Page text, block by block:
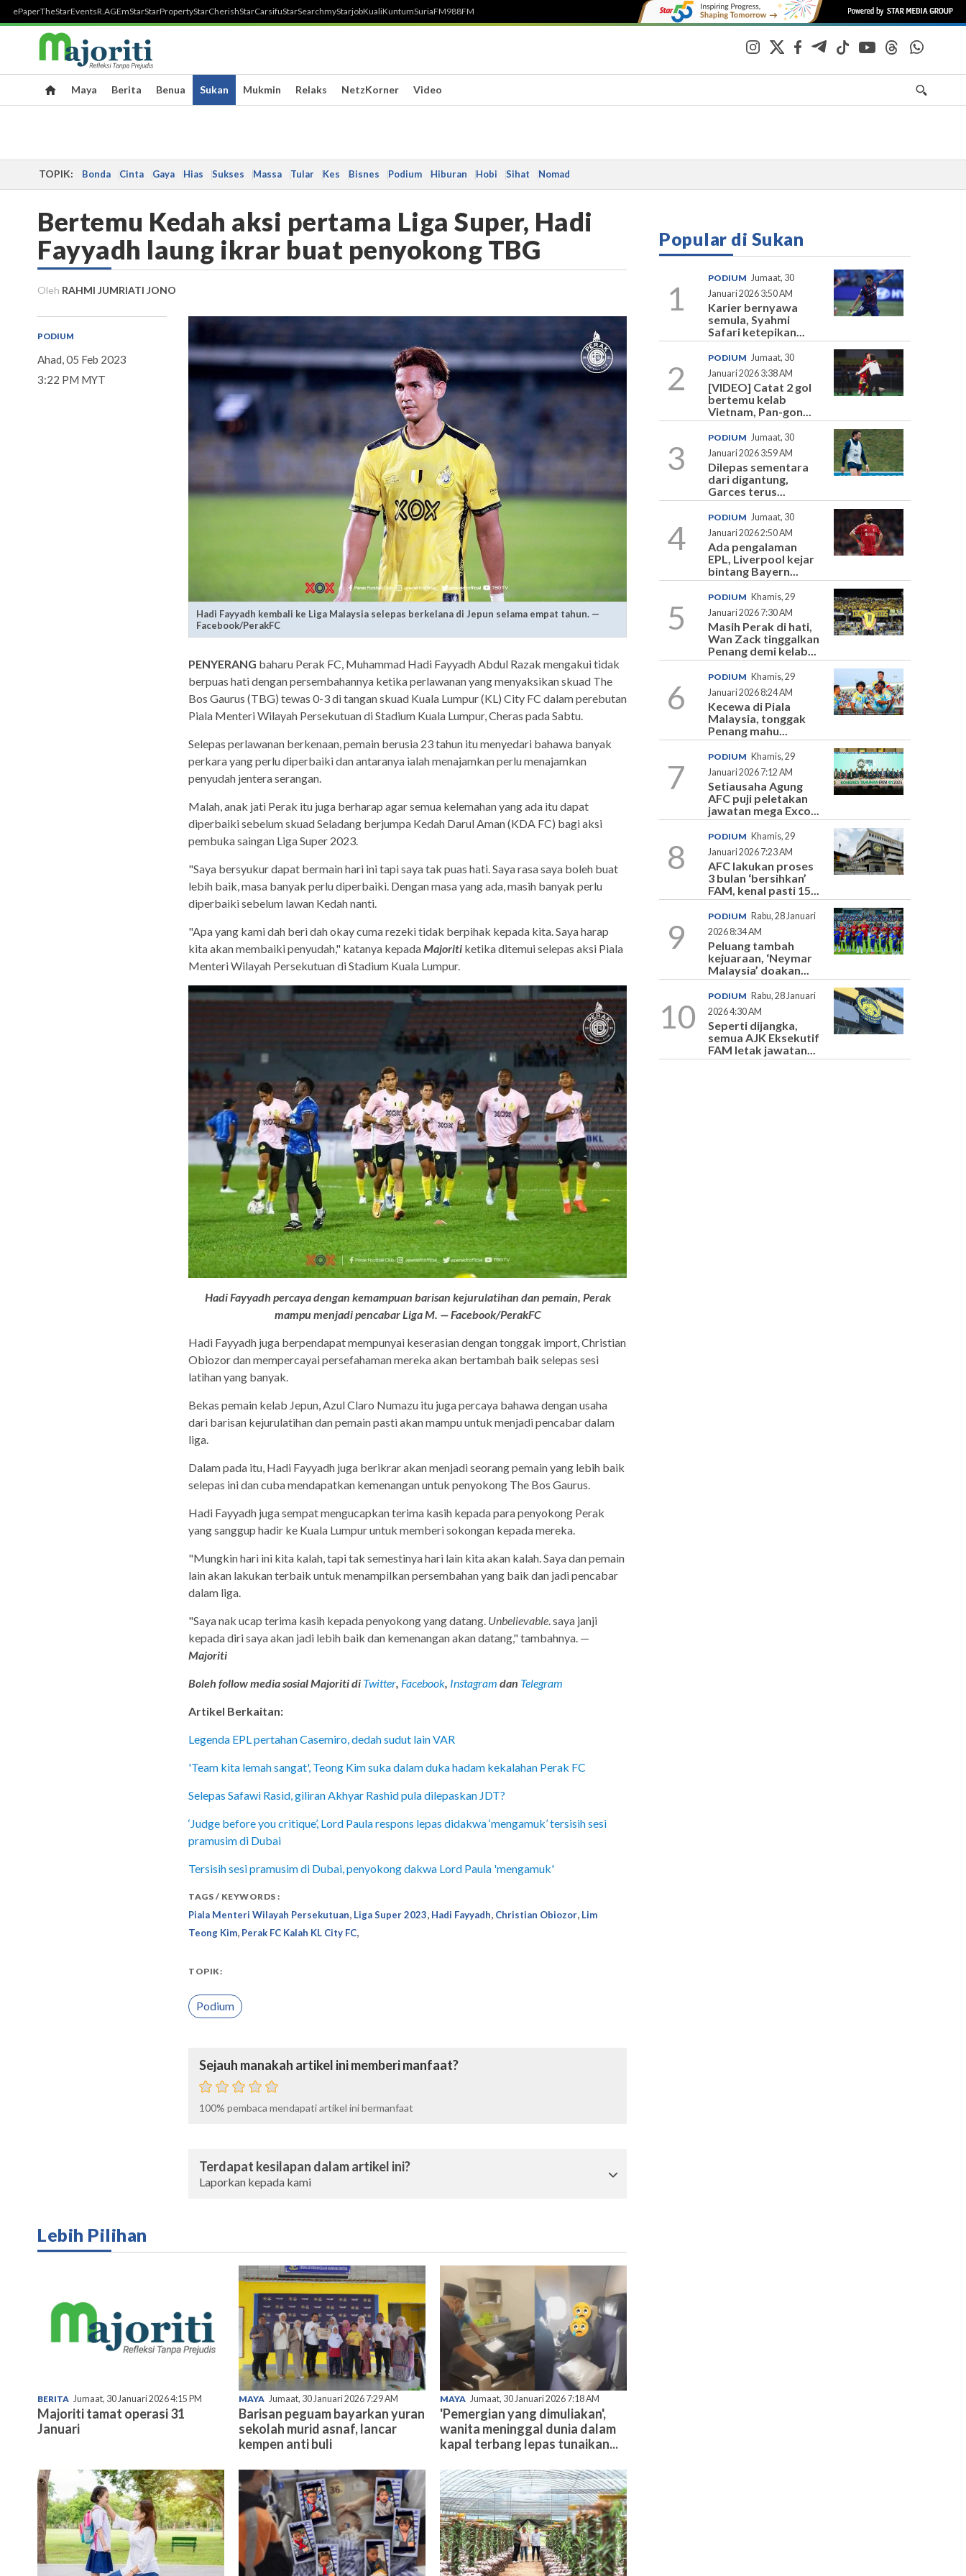
ePaperTheStarEventsR.AGEmStarStarPropertyStarCherishStarCarsifuStarSearchmyStarjobKualiKuntumSuriaFM988FM
Maya Berita Benua Sukan Mukmin Relaks NetzKorner Video
TOPIK: Bonda Cinta Gaya Hias Sukses Massa Tular Kes Bisnes Podium Hiburan Hobi Sihat Nomad
Bertemu Kedah aksi pertama Liga Super, Hadi
Fayyadh laung ikrar buat penyokong TBG
Oleh RAHMI JUMRIATI JONO
PODIUM
Ahad, 05 Feb 2023
3:22 PM MYT
Hadi Fayyadh kembali ke Liga Malaysia selepas berkelana di Jepun selama empat tahun. —
Facebook/PerakFC
PENYERANG baharu Perak FC, Muhammad Hadi Fayyadh Abdul Razak mengakui tidak
berpuas hati dengan persembahannya ketika perlawanan yang menyaksikan skuad The
Bos Gaurus (TBG) tewas 0-3 di tangan skuad Kuala Lumpur (KL) City FC dalam perebutan
Piala Menteri Wilayah Persekutuan di Stadium Kuala Lumpur, Cheras pada Sabtu.
Selepas perlawanan berkenaan, pemain berusia 23 tahun itu menyedari bahawa banyak
perkara yang perlu diperbaiki dan antaranya ialah menajamkan perlu menajamkan
penyudah jentera serangan.
Malah, anak jati Perak itu juga berharap agar semua kelemahan yang ada itu dapat
diperbaiki sebelum skuad Seladang berjumpa Kedah Darul Aman (KDA FC) bagi aksi
pembuka saingan Liga Super 2023.
"Saya bersyukur dapat bermain hari ini tapi saya tak puas hati. Saya rasa saya boleh buat
lebih baik, masa banyak perlu diperbaiki. Dengan masa yang ada, masih banyak perlu
diperbaiki sebelum lawan Kedah nanti.
"Apa yang kami dah beri dah okay cuma rezeki tidak berpihak kepada kita. Saya harap
kita akan membaiki penyudah," katanya kepadaMajoriti ketika ditemui selepas aksi Piala
Menteri Wilayah Persekutuan di Stadium Kuala Lumpur.
Hadi Fayyadh percaya dengan kemampuan barisan kejurulatihan dan pemain, Perak
mampu menjadi pencabar Liga M. — Facebook/PerakFC
Hadi Fayyadh juga berpendapat mempunyai keserasian dengan tonggak import, Christian
Obiozor dan mempercayai persefahaman mereka akan bertambah baik selepas sesi
latihan yang banyak.
Bekas pemain kelab Jepun, Azul Claro Numazu itu juga percaya bahawa dengan usaha
dari barisan kejurulatihan dan pemain pasti akan mampu untuk menjadi pencabar dalam
liga.
Dalam pada itu, Hadi Fayyadh juga berikrar akan menjadi seorang pemain yang lebih baik
selepas ini dan cuba mendapatkan kemenangan untuk penyokong The Bos Gaurus.
Hadi Fayyadh juga sempat mengucapkan terima kasih kepada para penyokong Perak
yang sanggup hadir ke Kuala Lumpur untuk memberi sokongan kepada mereka.
"Mungkin hari ini kita kalah, tapi tak semestinya hari lain kita akan kalah. Saya dan pemain
lain akan lakukan terbaik untuk menampilkan persembahan yang baik dan jadi pencabar
dalam liga.
"Saya nak ucap terima kasih kepada penyokong yang datang. Unbelievable. saya janji
kepada diri saya akan jadi lebih baik dan kemenangan akan datang," tambahnya. —
Majoriti
Boleh follow media sosial Majoriti di Twitter, Facebook, Instagram dan Telegram
Artikel Berkaitan:
Legenda EPL pertahan Casemiro, dedah sudut lain VAR
'Team kita lemah sangat', Teong Kim suka dalam duka hadam kekalahan Perak FC
Selepas Safawi Rasid, giliran Akhyar Rashid pula dilepaskan JDT?
‘Judge before you critique’, Lord Paula respons lepas didakwa ‘mengamuk’ tersisih sesi
pramusim di Dubai
Tersisih sesi pramusim di Dubai, penyokong dakwa Lord Paula 'mengamuk'
TAGS / KEYWORDS :
Piala Menteri Wilayah Persekutuan, Liga Super 2023, Hadi Fayyadh, Christian Obiozor, Lim
Teong Kim, Perak FC Kalah KL City FC,
TOPIK:
Podium
Sejauh manakah artikel ini memberi manfaat?
100% pembaca mendapati artikel ini bermanfaat
Terdapat kesilapan dalam artikel ini?
Laporkan kepada kami
Lebih Pilihan
BERITA Jumaat, 30 Januari 2026 4:15 PM
Majoriti tamat operasi 31
Januari
MAYA Jumaat, 30 Januari 2026 7:29 AM
Barisan peguam bayarkan yuran
sekolah murid asnaf, lancar
kempen anti buli
MAYA Jumaat, 30 Januari 2026 7:18 AM
'Pemergian yang dimuliakan',
wanita meninggal dunia dalam
kapal terbang lepas tunaikan...
Popular di Sukan
1
PODIUM Jumaat, 30
Januari 2026 3:50 AM
Karier bernyawa
semula, Syahmi
Safari ketepikan...
2
PODIUM Jumaat, 30
Januari 2026 3:38 AM
[VIDEO] Catat 2 gol
bertemu kelab
Vietnam, Pan-gon...
3
PODIUM Jumaat, 30
Januari 2026 3:59 AM
Dilepas sementara
dari digantung,
Garces terus...
4
PODIUM Jumaat, 30
Januari 2026 2:50 AM
Ada pengalaman
EPL, Liverpool kejar
bintang Bayern...
5
PODIUM Khamis, 29
Januari 2026 7:30 AM
Masih Perak di hati,
Wan Zack tinggalkan
Penang demi kelab...
6
PODIUM Khamis, 29
Januari 2026 8:24 AM
Kecewa di Piala
Malaysia, tonggak
Penang mahu...
7
PODIUM Khamis, 29
Januari 2026 7:12 AM
Setiausaha Agung
AFC puji peletakan
jawatan mega Exco...
8
PODIUM Khamis, 29
Januari 2026 7:23 AM
AFC lakukan proses
3 bulan ‘bersihkan’
FAM, kenal pasti 15...
9
PODIUM Rabu, 28 Januari
2026 8:34 AM
Peluang tambah
kejuaraan, ‘Neymar
Malaysia’ doakan...
10
PODIUM Rabu, 28 Januari
2026 4:30 AM
Seperti dijangka,
semua AJK Eksekutif
FAM letak jawatan...